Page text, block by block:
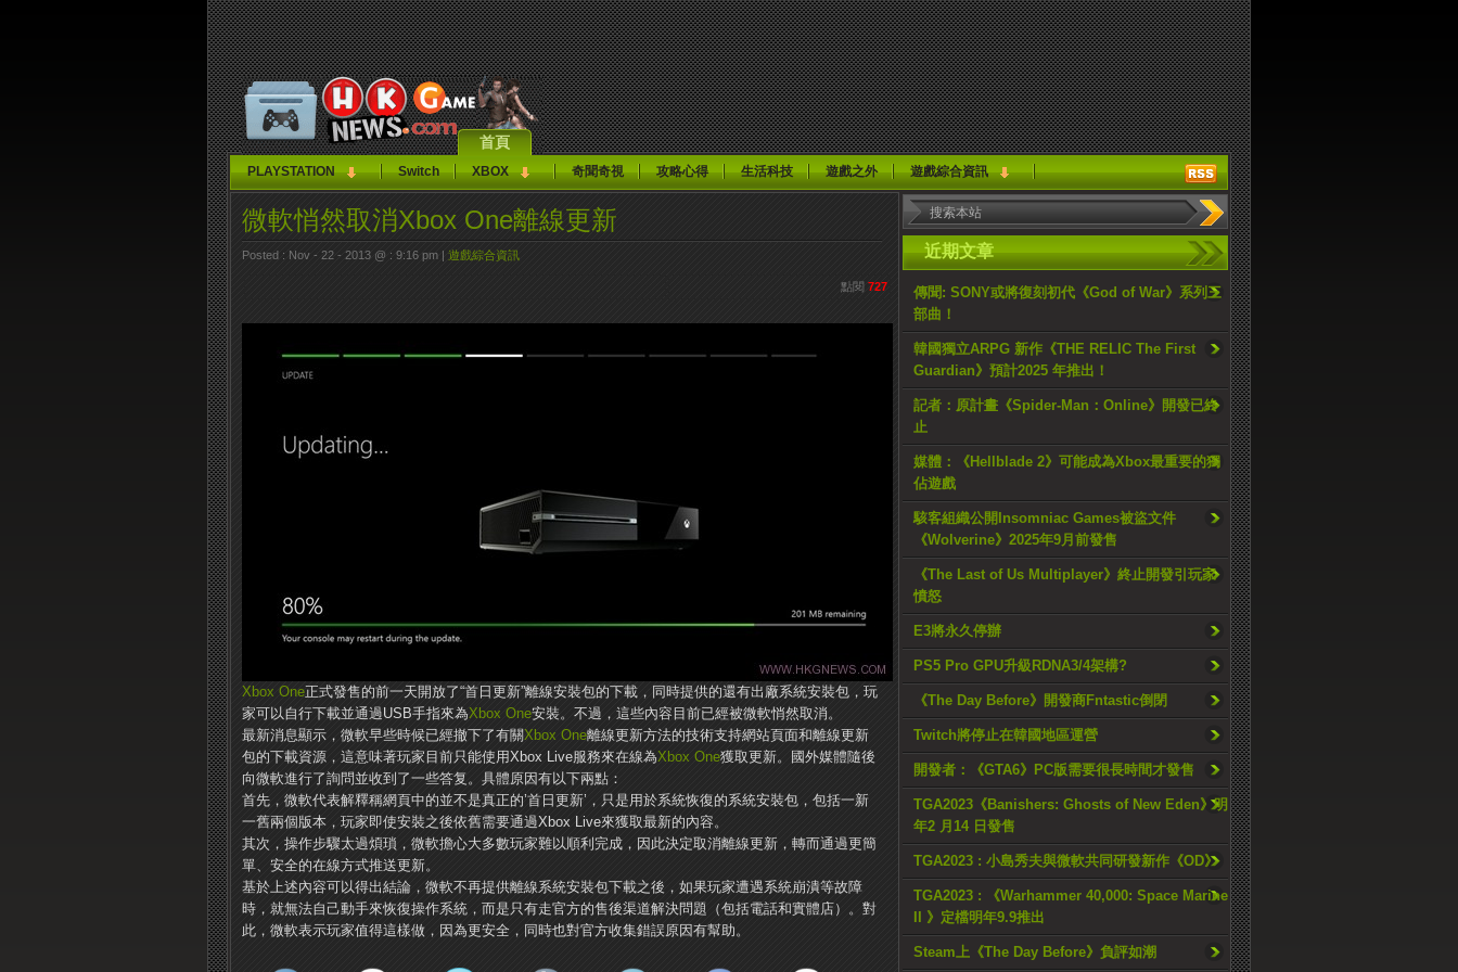
首頁
PLAYSTATION Switch XBOX 奇聞奇視 攻略心得 生活科技 遊戲之外 遊戲綜合資訊
近期文章
傳聞: SONY或將復刻初代《God of War》系列三
部曲！
韓國獨立ARPG 新作《THE RELIC The First
Guardian》預計2025 年推出！
記者：原計畫《Spider-Man：Online》開發已終
止
媒體：《Hellblade 2》可能成為Xbox最重要的獨
佔遊戲
駭客組織公開Insomniac Games被盜文件
《Wolverine》2025年9月前發售
《The Last of Us Multiplayer》終止開發引玩家
憤怒
E3將永久停辦
PS5 Pro GPU升級RDNA3/4架構?
《The Day Before》開發商Fntastic倒閉
Twitch將停止在韓國地區運營
開發者：《GTA6》PC版需要很長時間才發售
TGA2023《Banishers: Ghosts of New Eden》明
年2 月14 日發售
TGA2023 : 小島秀夫與微軟共同研發新作《OD》
TGA2023 : 《Warhammer 40,000: Space Marine
II 》定檔明年9.9推出
Steam上《The Day Before》負評如潮
微軟悄然取消Xbox One離線更新
Posted : Nov - 22 - 2013 @ : 9:16 pm | 遊戲綜合資訊
點閱 727
Xbox One正式發售的前一天開放了“首日更新”離線安裝包的下載，同時提供的還有出廠系統安裝包，玩
家可以自行下載並通過USB手指來為Xbox One安裝。不過，這些內容目前已經被微軟悄然取消。
最新消息顯示，微軟早些時候已經撤下了有關Xbox One離線更新方法的技術支持網站頁面和離線更新
包的下載資源，這意味著玩家目前只能使用Xbox Live服務來在線為Xbox One獲取更新。國外媒體隨後
向微軟進行了詢問並收到了一些答复。具體原因有以下兩點：
首先，微軟代表解釋稱網頁中的並不是真正的’首日更新’，只是用於系統恢復的系統安裝包，包括一新
一舊兩個版本，玩家即使安裝之後依舊需要通過Xbox Live來獲取最新的內容。
其次，操作步驟太過煩瑣，微軟擔心大多數玩家難以順利完成，因此決定取消離線更新，轉而通過更簡
單、安全的在線方式推送更新。
基於上述內容可以得出結論，微軟不再提供離線系統安裝包下載之後，如果玩家遭遇系統崩潰等故障
時，就無法自己動手來恢復操作系統，而是只有走官方的售後渠道解決問題（包括電話和實體店）。對
此，微軟表示玩家值得這樣做，因為更安全，同時也對官方收集錯誤原因有幫助。